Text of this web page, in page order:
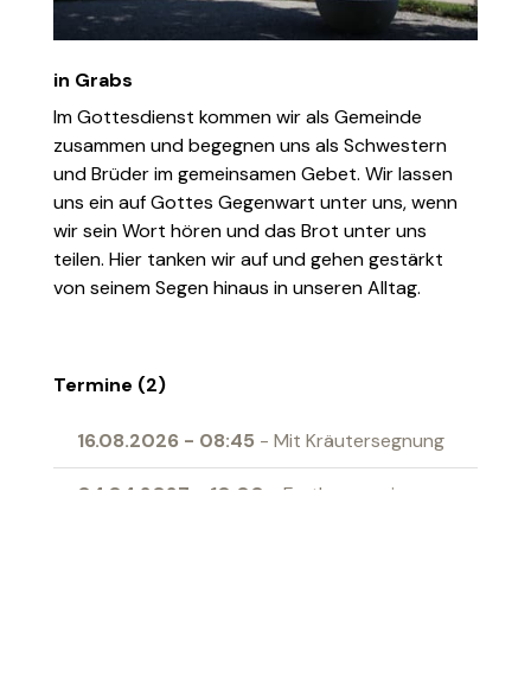
in Grabs
Im Gottesdienst kommen wir als Gemeinde
zusammen und begegnen uns als Schwestern
und Brüder im gemeinsamen Gebet. Wir lassen
uns ein auf Gottes Gegenwart unter uns, wenn
wir sein Wort hören und das Brot unter uns
teilen. Hier tanken wir auf und gehen gestärkt
von seinem Segen hinaus in unseren Alltag.
Termine (2)
16.08.2026 - 08:45 - Mit Kräutersegnung
04.04.2027 10:00 - Erstkommunion